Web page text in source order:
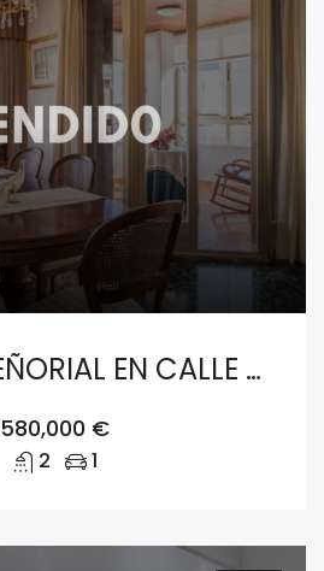
VIVIENDA SEÑORIAL EN CALLE DOCTOR MOLINER DE VALENCIA
580,000 €
2 1